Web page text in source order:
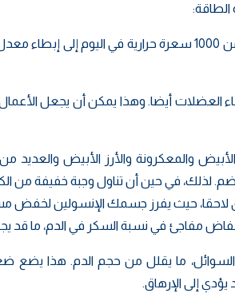
الطاقة:
يمكن أن يؤدي تقييد تناولك للطعام إلى أقل من 1000 سعرة حرارية في
العضلات أيضا. وهذا يمكن أن يجعل
والمعكرونة والأرز الأبيض والعديد
لذلك، في حين أن تناول وجبة خفيفة من
لاحقا، حيث يفرز جسمك الإنسولين لخفض
مفاجئ في نسبة السكر في الدم، ما قد
ما يقلل من حجم الدم. هذا يضع
إلى الإرهاق.